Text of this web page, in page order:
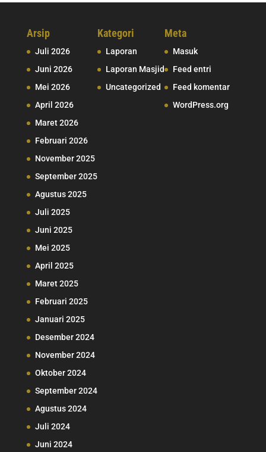
Arsip
Juli 2026
Juni 2026
Mei 2026
April 2026
Maret 2026
Februari 2026
November 2025
September 2025
Agustus 2025
Juli 2025
Juni 2025
Mei 2025
April 2025
Maret 2025
Februari 2025
Januari 2025
Desember 2024
November 2024
Oktober 2024
September 2024
Agustus 2024
Juli 2024
Juni 2024
Kategori
Laporan
Laporan Masjid
Uncategorized
Meta
Masuk
Feed entri
Feed komentar
WordPress.org